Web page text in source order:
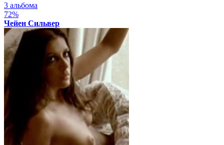
3 альбома
72%
Чейен Сильвер